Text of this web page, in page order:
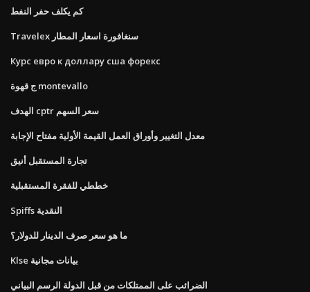
كم يكلف حفر النفط
Travelex سنغافورة اسعار المطار
Курс евро к доллару сша форекс
ج قهوة montevallo
الهدف cptr سعر السهم
معدل التغيير وأوراق العمل القيمة الأولية مفتاح الإجابة
تجارة المستقبل أنيق
خططي للفقرة المستقبلية
Spiffs النقدية
ما هو سعر صرف الدينار للدولار؟
Klse بيانات مجانية
الضرائب على الممتلكات من قبل الدولة الرسم البياني